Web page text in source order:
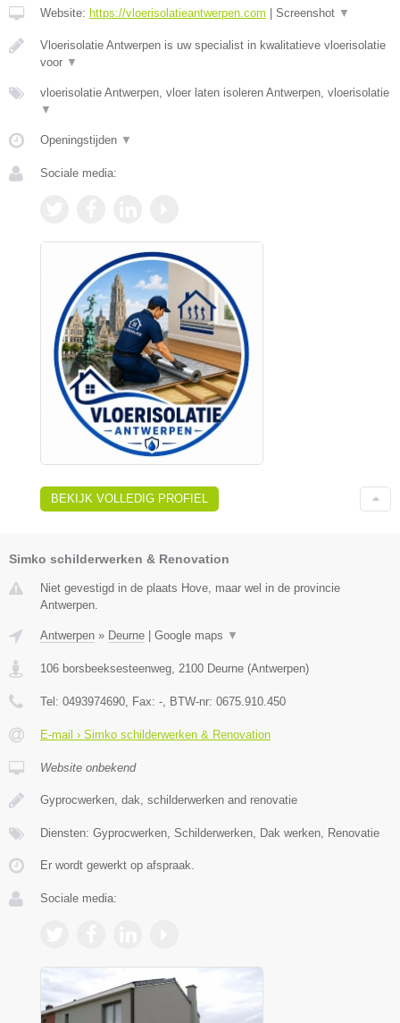
Website: https://vloerisolatieantwerpen.com Screenshot ▼
Vloerisolatie Antwerpen is uw specialist in kwalitatieve vloerisolatie
voor ▼
vloerisolatie Antwerpen, vloer laten isoleren Antwerpen, vloerisolatie
▼
Openingstijden ▼
Sociale media:
BEKIJK VOLLEDIG PROFIEL
Simko schilderwerken & Renovation
Niet gevestigd in de plaats Hove, maar wel in de provincie
Antwerpen.
Antwerpen » Deurne Google maps ▼
106 borsbeeksesteenweg, 2100 Deurne (Antwerpen)
Tel: 0493974690, Fax: -, BTW-nr: 0675.910.450
E-mail › Simko schilderwerken & Renovation
Website onbekend
Gyprocwerken, dak, schilderwerken and renovatie
Diensten: Gyprocwerken, Schilderwerken, Dak werken, Renovatie
Er wordt gewerkt op afspraak.
Sociale media: